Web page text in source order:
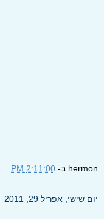
hermon ב- 2:11:00 PM
יום שישי, אפריל 29, 2011